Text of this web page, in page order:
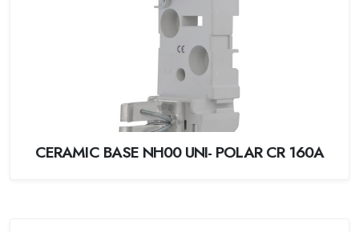
CERAMIC BASE NH00 UNI- POLAR CR 160A